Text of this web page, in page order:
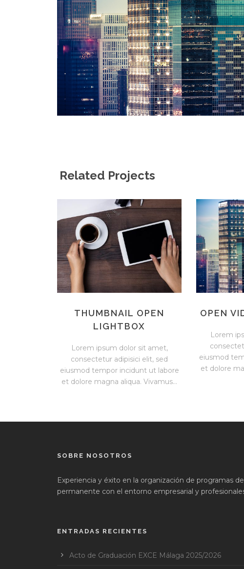
Related Projects
THUMBNAIL OPEN
LIGHTBOX
Lorem ipsum dolor sit amet,
consectetur adipisici elit, sed
eiusmod tempor incidunt ut labore
et dolore magna aliqua. Vivamus...
OPEN
Lorem
eiusmod
et dolore
SOBRE NOSOTROS
Experiencia y éxito en la organización de programas
permanente con el entorno empresarial y
ENTRADAS RECIENTES
Acto de Graduación EXCE Málaga 2025/2026